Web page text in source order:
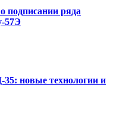
подписании ряда
57Э
35: новые технологии и